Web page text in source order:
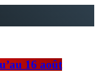
16 août